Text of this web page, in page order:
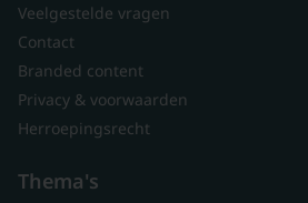
Veelgestelde vragen
Contact
Branded content
Privacy & voorwaarden
Herroepingsrecht
Thema's